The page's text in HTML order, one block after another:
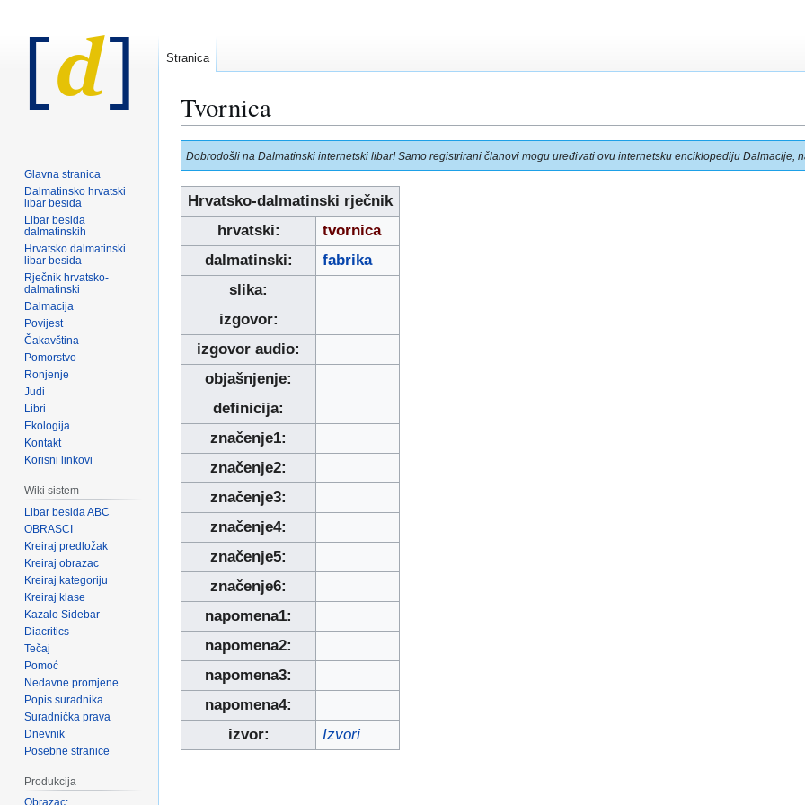
Tvornica
Prijeđi
na
navigaciju
Prijeđi
na
pretraživanje
Dobrodošli na Dalmatinski internetski libar! Samo registrirani članovi mogu uređivati ovu internetsku enciklopediju Dalmacije,
Hrvatsko-dalmatinski rječnik
hrvatski:
tvornica
dalmatinski:
fabrika
slika:
izgovor:
izgovor audio:
objašnjenje:
definicija:
značenje1:
značenje2:
značenje3:
značenje4:
značenje5:
značenje6:
napomena1:
napomena2:
napomena3:
napomena4:
izvor:
Izvori
Stranica
Glavna stranica
Dalmatinsko hrvatski
libar besida
Libar besida
dalmatinskih
Hrvatsko dalmatinski
libar besida
Rječnik hrvatsko-
dalmatinski
Dalmacija
Povijest
Čakavština
Pomorstvo
Ronjenje
Judi
Libri
Ekologija
Kontakt
Korisni linkovi
Wiki sistem
Libar besida ABC
OBRASCI
Kreiraj predložak
Kreiraj obrazac
Kreiraj kategoriju
Kreiraj klase
Kazalo Sidebar
Diacritics
Tečaj
Pomoć
Nedavne promjene
Popis suradnika
Suradnička prava
Dnevnik
Posebne stranice
Produkcija